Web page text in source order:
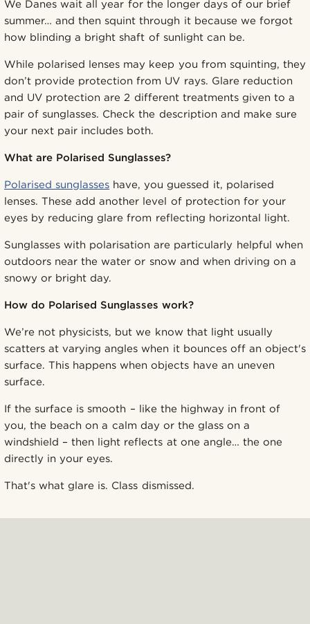
We Danes wait all year for the longer days of our brief
summer… and then squint through it because we forgot
how blinding a bright shaft of sunlight can be.
While polarised lenses may keep you from squinting, they
don’t provide protection from UV rays. Glare reduction
and UV protection are 2 different treatments given to a
pair of sunglasses. Check the description and make sure
your next pair includes both.
What are Polarised Sunglasses?
Polarised sunglasses have, you guessed it, polarised
lenses. These add another level of protection for your
eyes by reducing glare from reflecting horizontal light.
Sunglasses with polarisation are particularly helpful when
outdoors near the water or snow and when driving on a
snowy or bright day.
How do Polarised Sunglasses work?
We’re not physicists, but we know that light usually
scatters at varying angles when it bounces off an object's
surface. This happens when objects have an uneven
surface.
If the surface is smooth – like the highway in front of
you, the beach on a calm day or the glass on a
windshield – then light reflects at one angle… the one
directly in your eyes.
That's what glare is. Class dismissed.